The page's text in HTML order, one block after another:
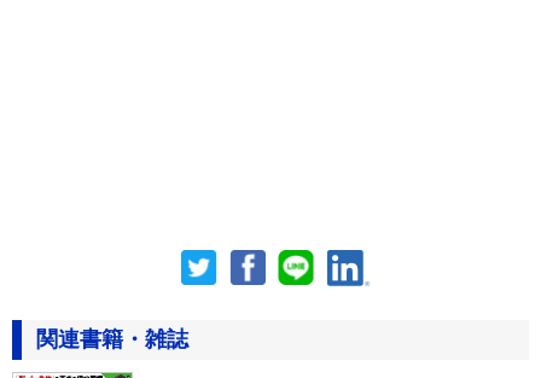
関連書籍・雑誌